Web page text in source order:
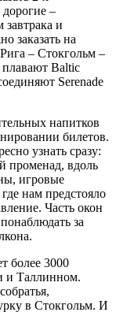
–
завтрака и
заказать на
– Стокгольм –
Baltic
Serenade
напитков
билетов.
узнать сразу:
променад, вдоль
игровые
нам предстояло
Часть окон
за
более 3000
и Таллинном.
в Стокгольм. И